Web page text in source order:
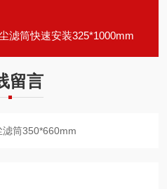
滤筒快速安装325*1000mm
留言